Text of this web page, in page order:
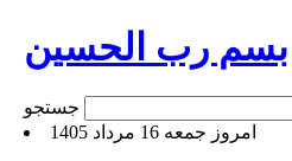
بسم رب الحسین
امروز جمعه 16 مرداد 1405